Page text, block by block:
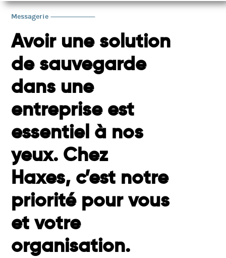
Messagerie
Avoir une solution
de sauvegarde
dans une
entreprise est
essentiel à nos
yeux. Chez
Haxes, c’est notre
priorité pour vous
et votre
organisation.